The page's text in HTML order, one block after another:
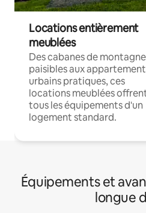
Locations entièrement
meublées
Des cabanes de montagne
paisibles aux
urbains pratiques, ces
locations meublées
tous les équipements d'un
logement standard.
Équipements et
longue